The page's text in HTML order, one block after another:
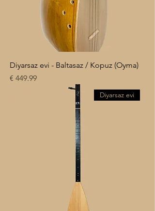
Diyarsaz evi - Baltasaz / Kopuz (Oyma)
السعر
Diyarsaz evi